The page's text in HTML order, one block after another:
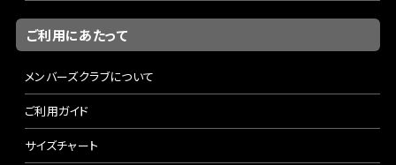
ご利用にあたって
メンバーズクラブについて
ご利用ガイド
サイズチャート